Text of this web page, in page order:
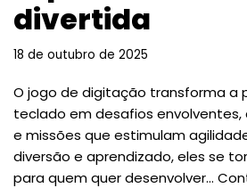
divertida
18 de outubro de 2025
O jogo de digitação transforma a
teclado em desafios
e missões que estimulam
diversão e aprendizado, eles se
para quem quer desenvolver…